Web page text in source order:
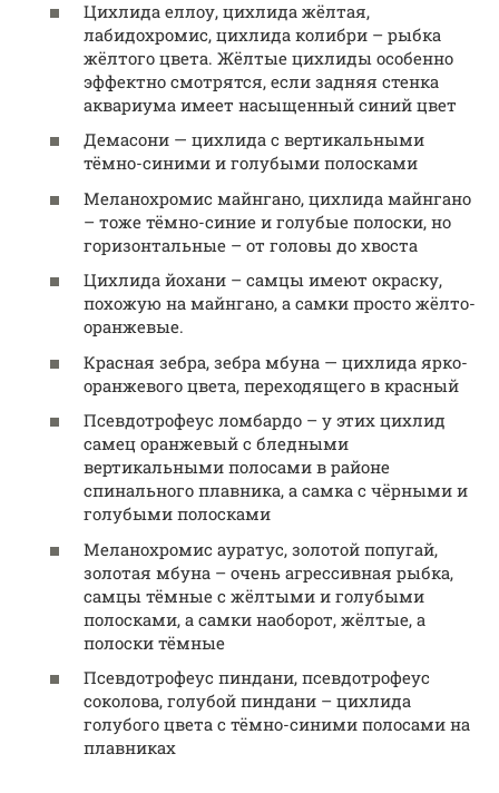
Цихлида еллоу, цихлида жёлтая,
лабидохромис, цихлида колибри – рыбка
жёлтого цвета. Жёлтые цихлиды особенно
эффектно смотрятся, если задняя стенка
аквариума имеет насыщенный синий цвет
Демасони — цихлида с вертикальными
тёмно-синими и голубыми полосками
Меланохромис майнгано, цихлида майнгано
– тоже тёмно-синие и голубые полоски, но
горизонтальные – от головы до хвоста
Цихлида йохани – самцы имеют окраску,
похожую на майнгано, а самки просто жёлто-
оранжевые.
Красная зебра, зебра мбуна — цихлида ярко-
оранжевого цвета, переходящего в красный
Псевдотрофеус ломбардо – у этих цихлид
самец оранжевый с бледными
вертикальными полосами в районе
спинального плавника, а самка с чёрными и
голубыми полосками
Меланохромис ауратус, золотой попугай,
золотая мбуна – очень агрессивная рыбка,
самцы тёмные с жёлтыми и голубыми
полосками, а самки наоборот, жёлтые, а
полоски тёмные
Псевдотрофеус пиндани, псевдотрофеус
соколова, голубой пиндани – цихлида
голубого цвета с тёмно-синими полосами на
плавниках